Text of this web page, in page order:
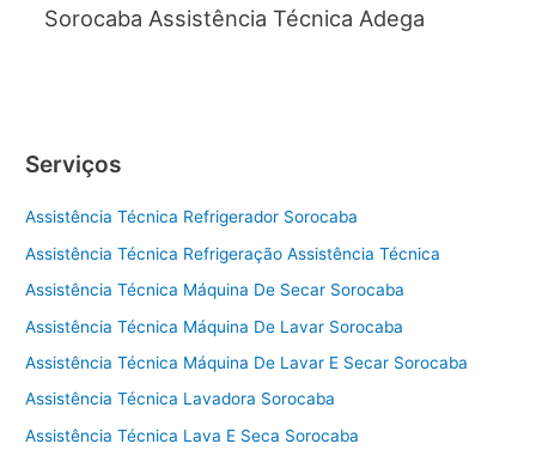
Sorocaba Assistência Técnica Adega
Serviços
Assistência Técnica Refrigerador Sorocaba
Assistência Técnica Refrigeração Assistência Técnica
Assistência Técnica Máquina De Secar Sorocaba
Assistência Técnica Máquina De Lavar Sorocaba
Assistência Técnica Máquina De Lavar E Secar Sorocaba
Assistência Técnica Lavadora Sorocaba
Assistência Técnica Lava E Seca Sorocaba